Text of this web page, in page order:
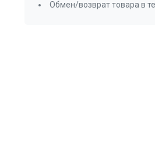
Обмен/возврат товара в